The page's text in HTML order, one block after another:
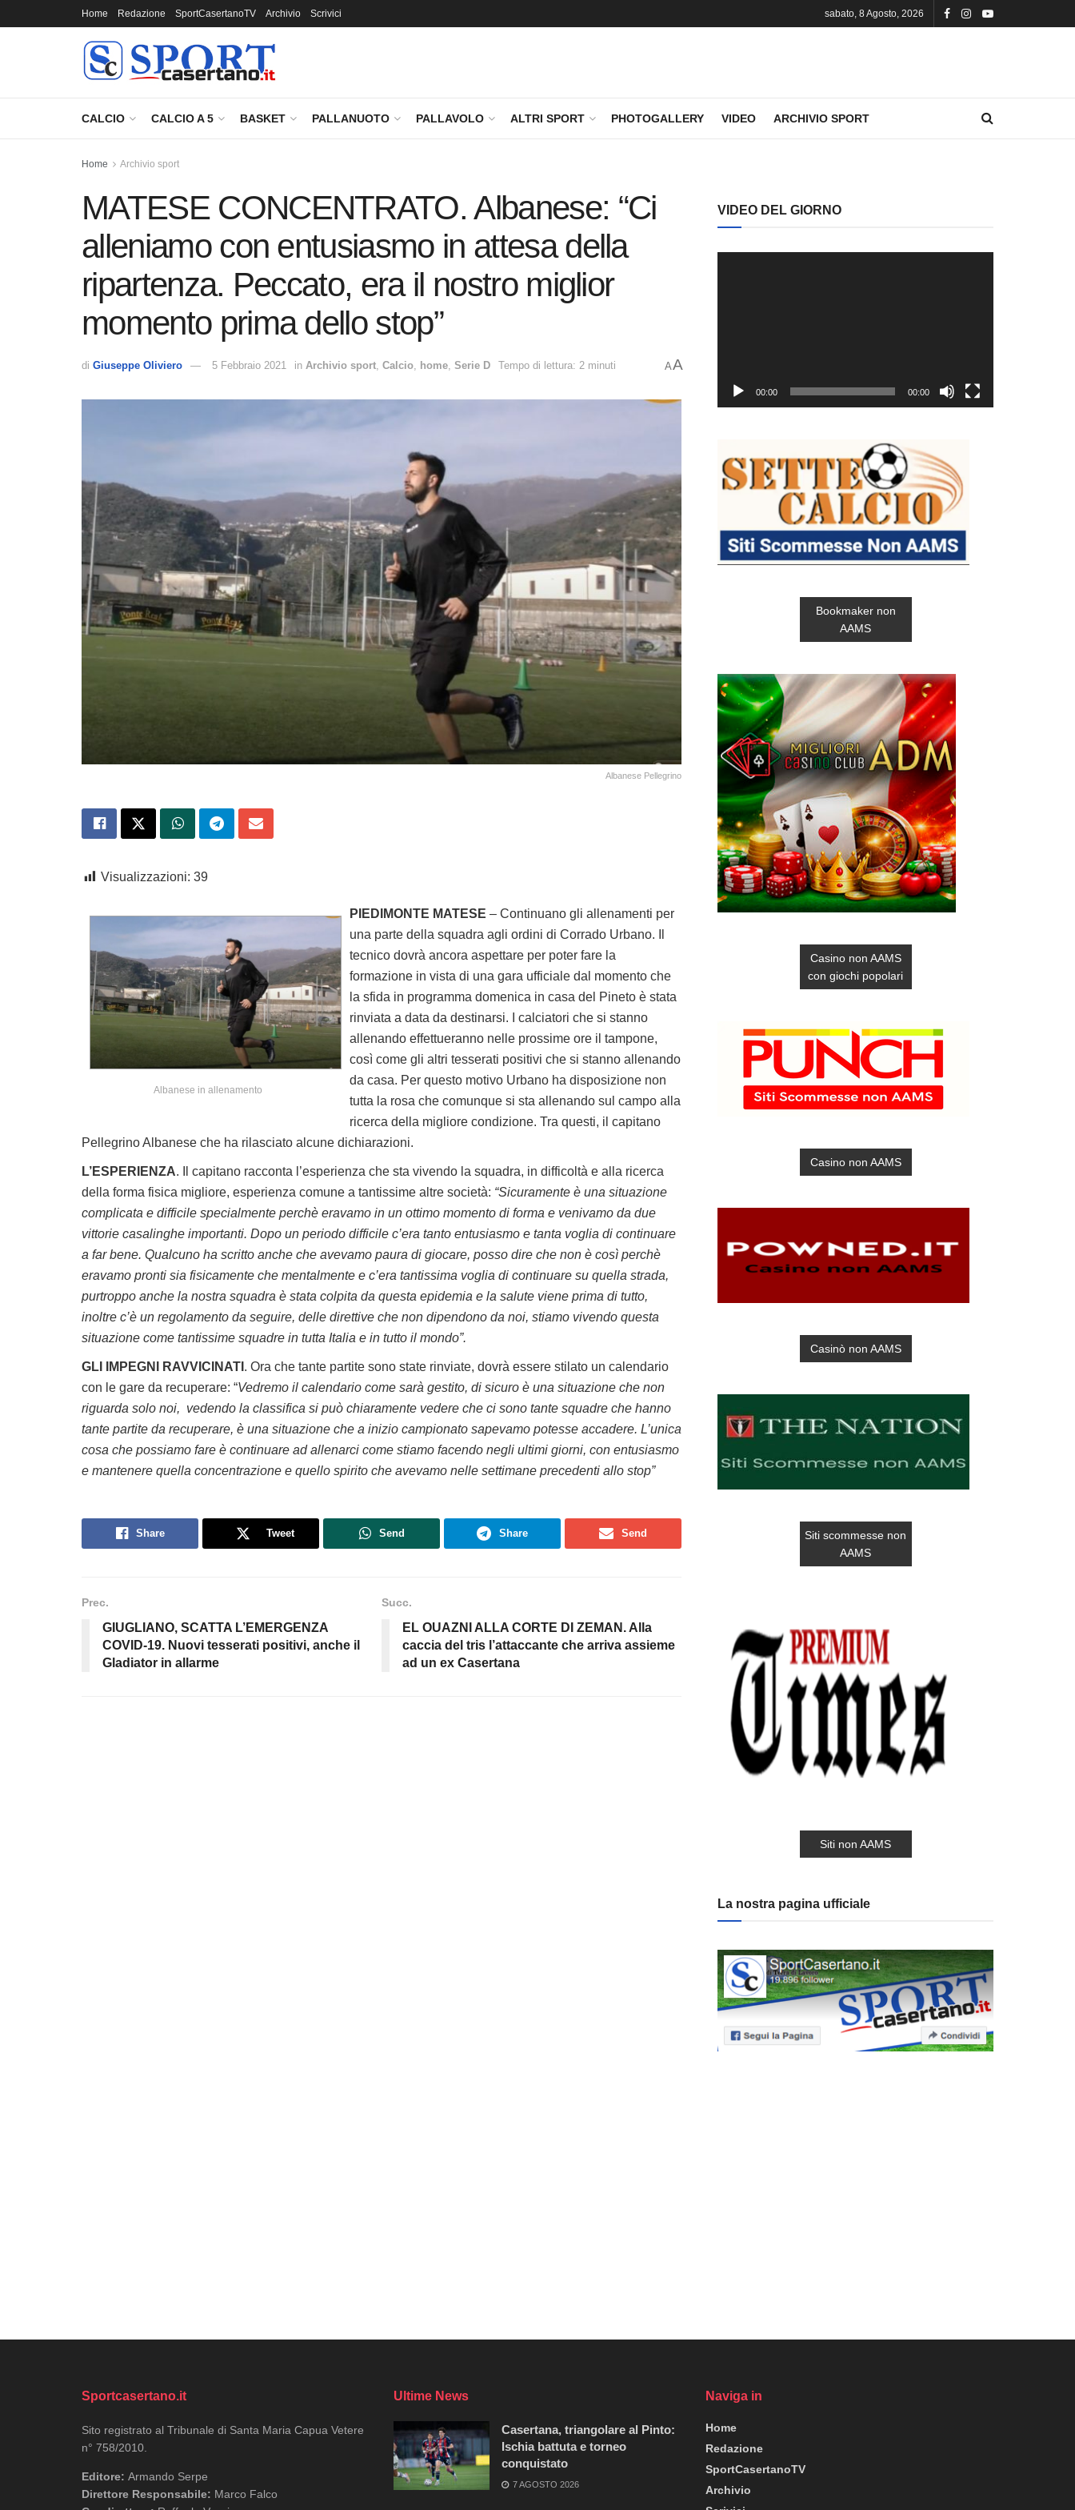
Home Redazione SportCasertanoTV Archivio Scrivici sabato, 8 Agosto, 2026
CALCIO CALCIO A 5 BASKET PALLANUOTO PALLAVOLO ALTRI SPORT PHOTOGALLERY VIDEO ARCHIVIO SPORT
Home Archivio sport
MATESE CONCENTRATO. Albanese: “Ci
alleniamo con entusiasmo in attesa della
ripartenza. Peccato, era il nostro miglior
momento prima dello stop”
di Giuseppe Oliviero 5 Febbraio 2021 in Archivio sport Calcio home Serie D Tempo di lettura: 2 minuti AA
Albanese Pellegrino
Visualizzazioni: 39
Albanese in allenamento
PIEDIMONTE MATESE – Continuano gli allenamenti per
una parte della squadra agli ordini di Corrado Urbano. Il
tecnico dovrà ancora aspettare per poter fare la
formazione in vista di una gara ufficiale dal momento che
la sfida in programma domenica in casa del Pineto è stata
rinviata a data da destinarsi. I calciatori che si stanno
allenando effettueranno nelle prossime ore il tampone,
così come gli altri tesserati positivi che si stanno allenando
da casa. Per questo motivo Urbano ha disposizione non
tutta la rosa che comunque si sta allenando sul campo alla
ricerca della migliore condizione. Tra questi, il capitano
Pellegrino Albanese che ha rilasciato alcune dichiarazioni.
L’ESPERIENZA. Il capitano racconta l’esperienza che sta vivendo la squadra, in difficoltà e alla ricerca
della forma fisica migliore, esperienza comune a tantissime altre società: “Sicuramente è una situazione
complicata e difficile specialmente perchè eravamo in un ottimo momento di forma e venivamo da due
vittorie casalinghe importanti. Dopo un periodo difficile c’era tanto entusiasmo e tanta voglia di continuare
a far bene. Qualcuno ha scritto anche che avevamo paura di giocare, posso dire che non è così perchè
eravamo pronti sia fisicamente che mentalmente e c’era tantissima voglia di continuare su quella strada,
purtroppo anche la nostra squadra è stata colpita da questa epidemia e la salute viene prima di tutto,
inoltre c’è un regolamento da seguire, delle direttive che non dipendono da noi, stiamo vivendo questa
situazione come tantissime squadre in tutta Italia e in tutto il mondo”.
GLI IMPEGNI RAVVICINATI . Ora che tante partite sono state rinviate, dovrà essere stilato un calendario
con le gare da recuperare: “Vedremo il calendario come sarà gestito, di sicuro è una situazione che non
riguarda solo noi, vedendo la classifica si può chiaramente vedere che ci sono tante squadre che hanno
tante partite da recuperare, è una situazione che a inizio campionato sapevamo potesse accadere. L’unica
cosa che possiamo fare è continuare ad allenarci come stiamo facendo negli ultimi giorni, con entusiasmo
e mantenere quella concentrazione e quello spirito che avevamo nelle settimane precedenti allo stop”
Share Tweet Send Share Send
Prec.
GIUGLIANO, SCATTA L’EMERGENZA
COVID-19. Nuovi tesserati positivi, anche il
Gladiator in allarme
Succ.
EL OUAZNI ALLA CORTE DI ZEMAN. Alla
caccia del tris l’attaccante che arriva assieme
ad un ex Casertana
VIDEO DEL GIORNO
00:00 00:00
Bookmaker non
AAMS
Casino non AAMS
con giochi popolari
Casino non AAMS
Casinò non AAMS
Siti scommesse non
AAMS
Siti non AAMS
La nostra pagina ufficiale
Sportcasertano.it
Sito registrato al Tribunale di Santa Maria Capua Vetere
n° 758/2010.
Editore: Armando Serpe
Direttore Responsabile: Marco Falco
Ultime News
Casertana, triangolare al Pinto:
Ischia battuta e torneo
conquistato
7 AGOSTO 2026
Naviga in
Home
Redazione
SportCasertanoTV
Archivio